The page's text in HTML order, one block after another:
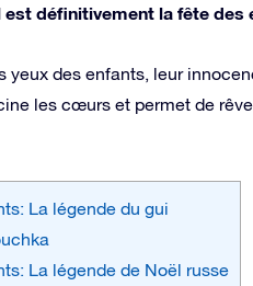
définitivement la fête des
yeux des enfants, leur
les cœurs et permet de
La légende du gui
La légende de Noël russe